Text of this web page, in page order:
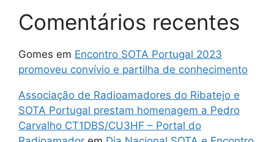
Comentários recentes
Gomes em Encontro SOTA Portugal 2023
promoveu convívio e partilha de conhecimento
Associação de Radioamadores do Ribatejo e
SOTA Portugal prestam homenagem a Pedro
Carvalho CT1DBS/CU3HF – Portal do